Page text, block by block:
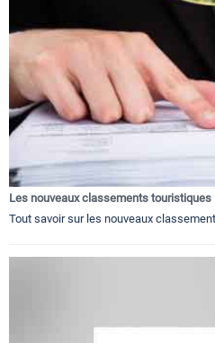
Les nouveaux classements touristiques
Tout savoir sur les nouveaux